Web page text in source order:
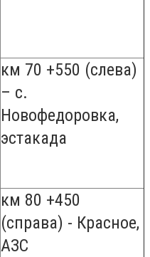
км 70 +550 (слева)
– с.
Новофедоровка,
эстакада
км 80 +450
(справа) - Красное,
АЗС